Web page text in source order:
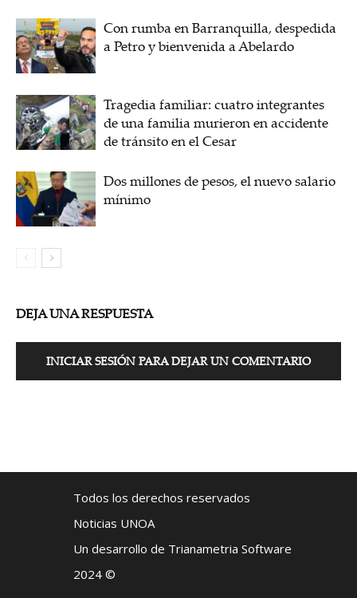
Con rumba en Barranquilla, despedida
a Petro y bienvenida a Abelardo
Tragedia familiar: cuatro integrantes
de una familia murieron en accidente
de tránsito en el Cesar
Dos millones de pesos, el nuevo salario
mínimo
DEJA UNA RESPUESTA
INICIAR SESIÓN PARA DEJAR UN COMENTARIO
Todos los derechos reservados
Noticias UNOA
Un desarrollo de Trianametria Software
2024 ©